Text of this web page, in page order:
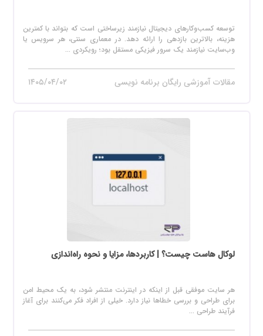
توسعه کسب‌وکارهای دیجیتال نیازمند زیرساختی است که بتواند با کمترین
هزینه، بالاترین بازدهی را ارائه دهد. در معماری سنتی، هر سرویس یا
وب‌سایت نیازمند یک سرور فیزیکی مستقل بود؛ رویکردی ...
مقالات آموزشی رایگان برنامه نویسی ۱۴۰۵/۰۴/۰۲
لوکال هاست چیست؟ | کاربردها، مزایا و نحوه راه‌اندازی
هر سایت موفقی قبل از اینکه در اینترنت منتشر شود، به یک محیط امن
برای طراحی و بررسی خطاها نیاز دارد. خیلی از افراد فکر می‌کنند برای آغاز
فرآیند طراحی ...